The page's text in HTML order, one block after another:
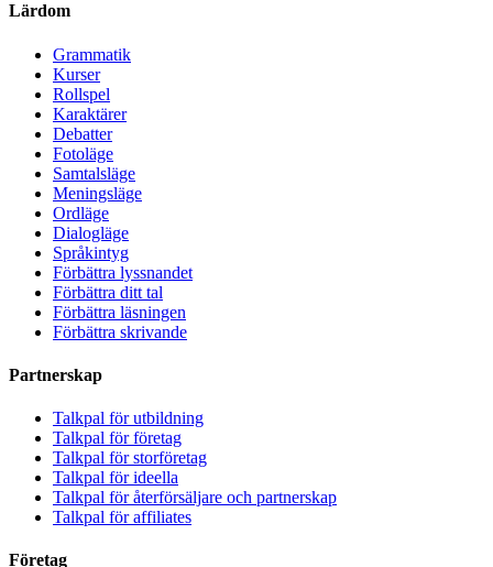
Lärdom
Grammatik
Kurser
Rollspel
Karaktärer
Debatter
Fotoläge
Samtalsläge
Meningsläge
Ordläge
Dialogläge
Språkintyg
Förbättra lyssnandet
Förbättra ditt tal
Förbättra läsningen
Förbättra skrivande
Partnerskap
Talkpal för utbildning
Talkpal för företag
Talkpal för storföretag
Talkpal för ideella
Talkpal för återförsäljare och partnerskap
Talkpal för affiliates
Företag